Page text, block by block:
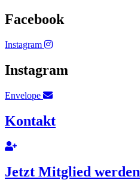
Facebook
Instagram
Instagram
Envelope
Kontakt
Jetzt Mitglied werden